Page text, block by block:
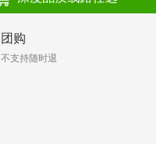
团购
不支持随时退